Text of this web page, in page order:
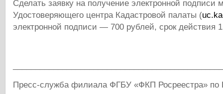
Сделать заявку на получение электронной подписи
Удостоверяющего центра Кадастровой палаты (
электронной подписи — 700 рублей, срок действия
Пресс-служба филиала ФГБУ «ФКП Росреестра» по